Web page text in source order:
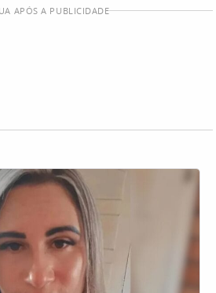
APÓS A PUBLICIDADE